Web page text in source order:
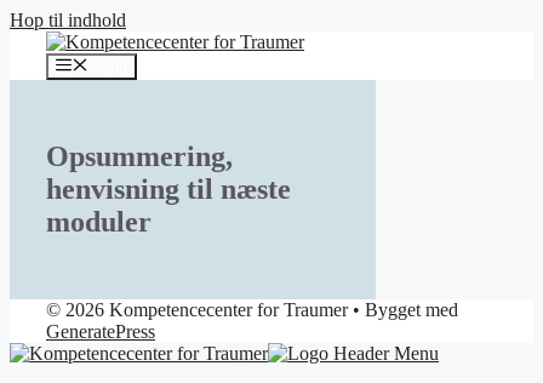
Hop til indhold
Opsummering,
henvisning til næste
moduler
© 2026 Kompetencecenter for Traumer• Bygget med
GeneratePress